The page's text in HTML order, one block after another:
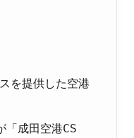
を提供した空港
成田空港CS